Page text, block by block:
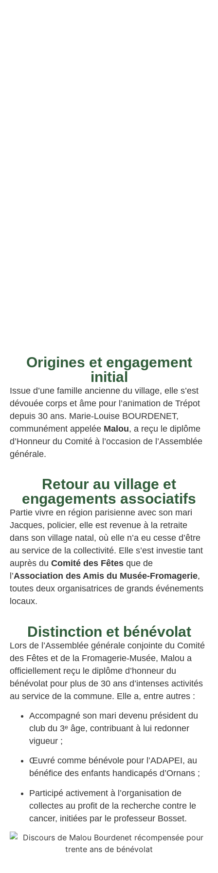
Origines et engagement
initial
Issue d’une famille ancienne du village, elle s’est
dévouée corps et âme pour l’animation de Trépot
depuis 30 ans. Marie-Louise BOURDENET,
communément appelée Malou, a reçu le diplôme
d’Honneur du Comité à l’occasion de l’Assemblée
générale.
Retour au village et
engagements associatifs
Partie vivre en région parisienne avec son mari
Jacques, policier, elle est revenue à la retraite
dans son village natal, où elle n’a eu cesse d’être
au service de la collectivité. Elle s’est investie tant
auprès du Comité des Fêtes que de
l’Association des Amis du Musée-Fromagerie,
toutes deux organisatrices de grands événements
locaux.
Distinction et bénévolat
Lors de l’Assemblée générale conjointe du Comité
des Fêtes et de la Fromagerie-Musée, Malou a
officiellement reçu le diplôme d’honneur du
bénévolat pour plus de 30 ans d’intenses activités
au service de la commune. Elle a, entre autres :
Accompagné son mari devenu président du
club du 3ᵉ âge, contribuant à lui redonner
vigueur ;
Œuvré comme bénévole pour l’ADAPEI, au
bénéfice des enfants handicapés d’Ornans ;
Participé activement à l’organisation de
collectes au profit de la recherche contre le
cancer, initiées par le professeur Bosset.